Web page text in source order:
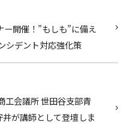
開催！”もしも”に備え
シデント対応強化策
工会議所 世田谷支部青
が講師として登壇しま